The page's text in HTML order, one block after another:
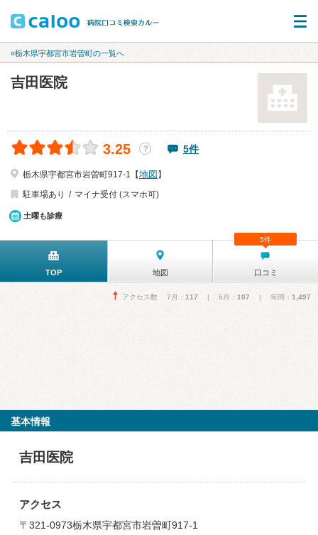
«栃木県宇都宮市岩曽町の一覧へ
吉田医院
3.25 ？ 5件
栃木県宇都宮市岩曽町917-1【地図 】
駐車場あり
マイナ受付 (スマホ可)
土曜も診療
TOP 地図 口コミ
5件
アクセス数 7月： 117 | 6月： 107 | 年間： 1,497
基本情報
吉田医院
アクセス
〒321-0973栃木県宇都宮市岩曽町917-1